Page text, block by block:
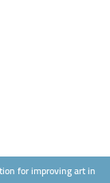
for improving art in